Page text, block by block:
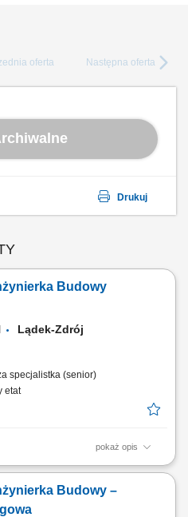
oferta Następna oferta
Drukuj
Budowy
Lądek-Zdrój
specjalistka (senior)
etat
pokaż opis
drogowych poprzez wsparcie w
i nadzorowanie dokumentacji
przekazywaniem
Budowy –